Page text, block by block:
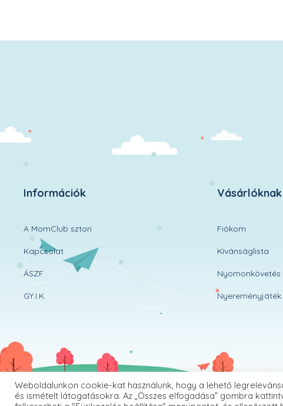
Információk
A MomClub sztori
Kapcsolat
ÁSZF
GY.I.K.
Vásárlóknak
Fiókom
Kívánságlista
Nyomonkövetés
Nyereményjáték
Weboldalunkon cookie-kat használunk, hogy a lehető
és ismételt látogatásokra. Az „Összes elfogadása” gombra